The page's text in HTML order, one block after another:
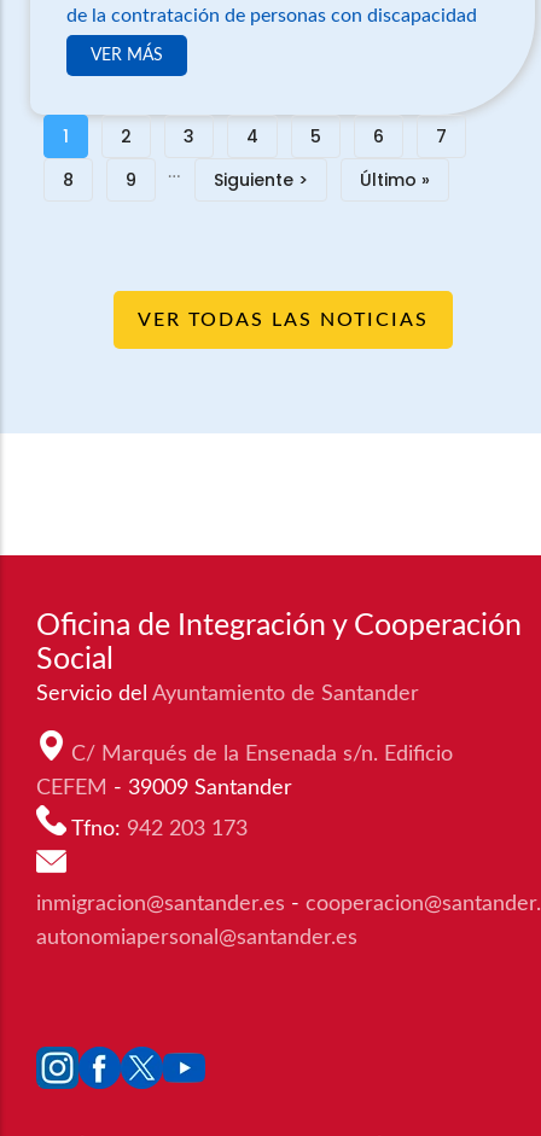
de la contratación de personas con discapacidad
VER MÁS
Paginación
Página
actual
1 Página
2 Página
3 Página
4 Página
5 Página
6 Página
7
Página
8 Página
9 …
Siguiente
Siguiente >
Última
Último »
VER TODAS LAS NOTICIAS
Oficina de Integración y Cooperación
Social
Servicio del Ayuntamiento de Santander
C/ Marqués de la Ensenada s/n. Edificio
CEFEM - 39009 Santander
Tfno: 942 203 173
inmigracion@santander.es -
autonomiapersonal@santander.es